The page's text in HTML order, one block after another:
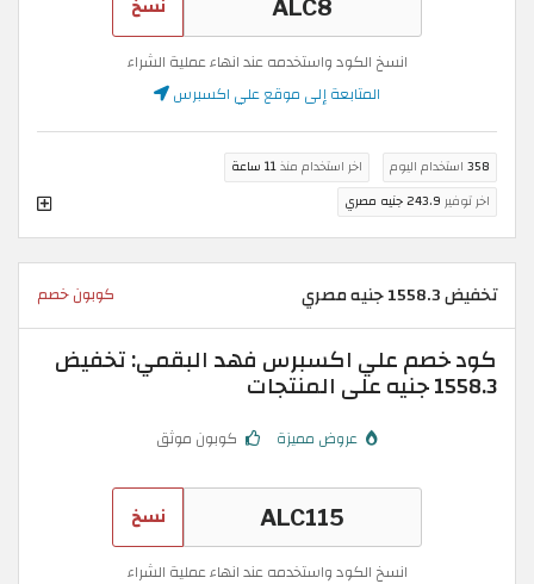
نسخ
انسخ الكود واستخدمه عند انهاء عملية الشراء
المتابعة إلى موقع علي اكسبرس
358 استخدام اليوم اخر استخدام منذ11 ساعة
اخر توفير 243.9 جنيه مصري
تخفيض 1558.3 جنيه مصري كوبون خصم
كود خصم علي اكسبرس فهد البقمي: تخفيض
1558.3 جنيه على المنتجات
عروض مميزة كوبون موثق
نسخ
انسخ الكود واستخدمه عند انهاء عملية الشراء